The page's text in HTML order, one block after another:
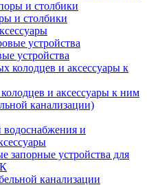
и столбики
устройства
и аксессуары к ним
канализации)
и
запорные устройства для